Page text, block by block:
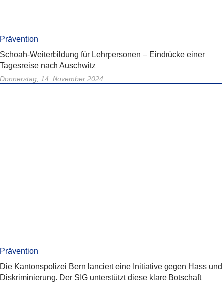
Prävention
Schoah-Weiterbildung für Lehrpersonen – Eindrücke einer
Tagesreise nach Auschwitz
Donnerstag, 14. November 2024
Prävention
Die Kantonspolizei Bern lanciert eine Initiative gegen Hass und
Diskriminierung. Der SIG unterstützt diese klare Botschaft